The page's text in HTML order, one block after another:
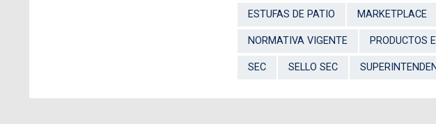
ESTUFAS DE PATIO MARKETPLACE
NORMATIVA VIGENTE PRODUCTOS
SEC SELLO SEC